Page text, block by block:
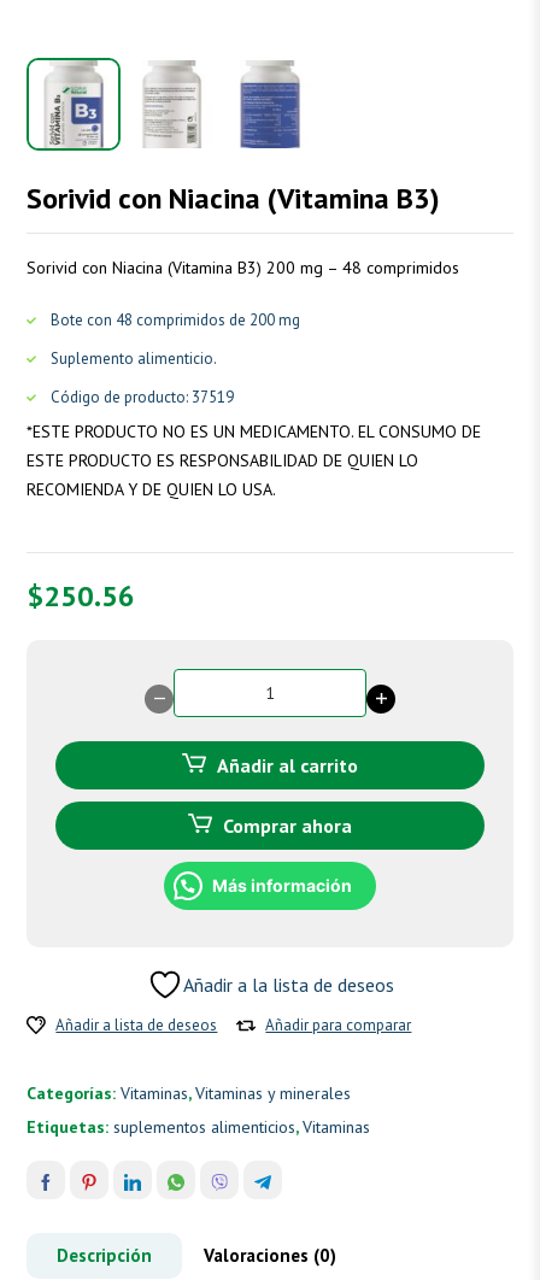
Sorivid con Niacina (Vitamina B3)
Sorivid con Niacina (Vitamina B3) 200 mg – 48 comprimidos
Bote con 48 comprimidos de 200 mg
Suplemento alimenticio.
Código de producto: 37519
*ESTE PRODUCTO NO ES UN MEDICAMENTO. EL CONSUMO DE
ESTE PRODUCTO ES RESPONSABILIDAD DE QUIEN LO
RECOMIENDA Y DE QUIEN LO USA.
$250.56
con
(Vitamina
B3)
cantidad
Añadir al carrito
Comprar ahora
Más información
Añadir a la lista de deseos
Añadir a lista de deseos Añadir para comparar
Categorías:Vitaminas,Vitaminas y minerales
Etiquetas:suplementos alimenticios,Vitaminas
Descripción Valoraciones (0)